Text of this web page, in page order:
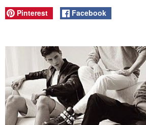
Pinterest Facebook